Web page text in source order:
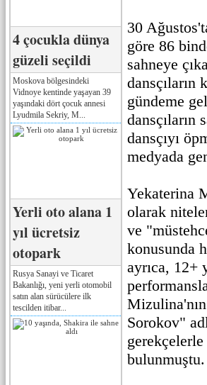
4 çocukla dünya
güzeli seçildi
Moskova bölgesindeki
Vidnoye kentinde yaşayan 39
yaşındaki dört çocuk annesi
Lyudmila Sekriy, M...
Yerli oto alana 1
yıl ücretsiz
otopark
Rusya Sanayi ve Ticaret
Bakanlığı, yeni yerli otomobil
satın alan sürücülere ilk
tescilden itibar...
30
göre 86
sahneye
gündeme
dansçıların
dansçıyı
medyada
Yekaterina
olarak
ve
konusunda
ayrıca, 12+
Sorokov"
bulunmuştu.